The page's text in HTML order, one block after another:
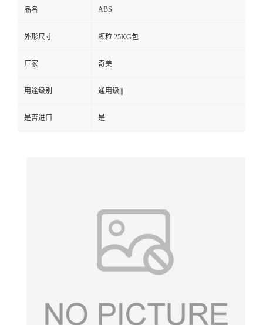
品名 ABS
外形尺寸 颗粒 25KG包
厂家 奇美
用途级别 通用级|||
是否进口 是